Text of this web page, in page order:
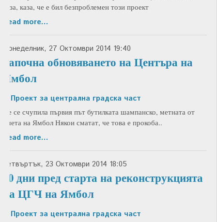
каза, каза, че е бил безпроблемен този проект
Read more...
Понеделник, 27 Октомври 2014 19:40
Започна обновяването на Центъра на
Ямбол
Проект за централна градска част
Не се счупила първия път бутилката шампанско, метната от
кмета на Ямбол Някои сматат, че това е прокоба..
Read more...
Четвъртък, 23 Октомври 2014 18:05
10 дни пред старта на реконструкцията
на ЦГЧ на Ямбол
Проект за централна градска част